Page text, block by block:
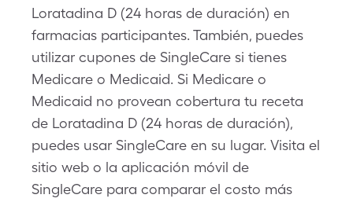
Loratadina D (24 horas de duración) en
farmacias participantes. También, puedes
utilizar cupones de SingleCare si tienes
Medicare o Medicaid. Si Medicare o
Medicaid no provean cobertura tu receta
de Loratadina D (24 horas de duración),
puedes usar SingleCare en su lugar. Visita el
sitio web o la aplicación móvil de
SingleCare para comparar el costo más